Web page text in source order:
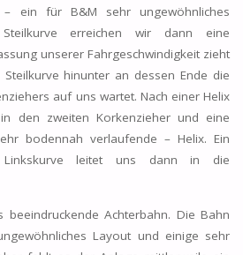
ein für B&M sehr ungewöhnliches
erreichen wir dann eine
unserer Fahrgeschwindigkeit zieht
hinunter an dessen Ende die
auf uns wartet. Nach einer Helix
den zweiten Korkenzieher und eine
bodennah verlaufende – Helix. Ein
leitet uns dann in die
Achterbahn. Die Bahn
Layout und einige sehr